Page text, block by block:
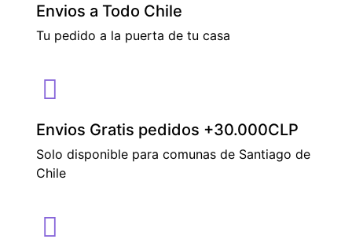
Envios a Todo Chile
Tu pedido a la puerta de tu casa
Envios Gratis pedidos +30.000CLP
Solo disponible para comunas de Santiago de
Chile